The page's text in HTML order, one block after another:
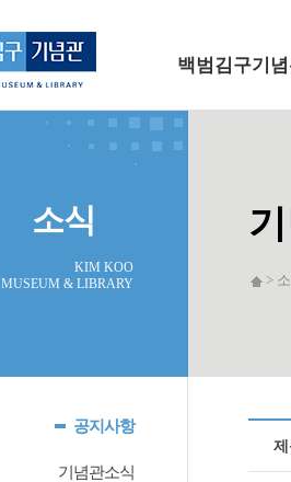
백범김구기
소식
KIM KOO
MUSEUM & LIBRARY
>
공지사항
기념관소식